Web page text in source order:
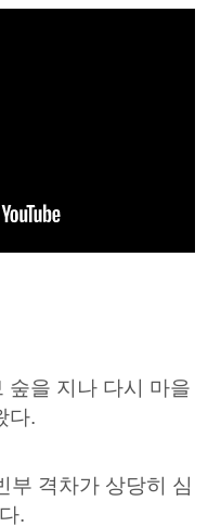
숲을 지나 다시 마을
다.
부 격차가 상당히 심
.